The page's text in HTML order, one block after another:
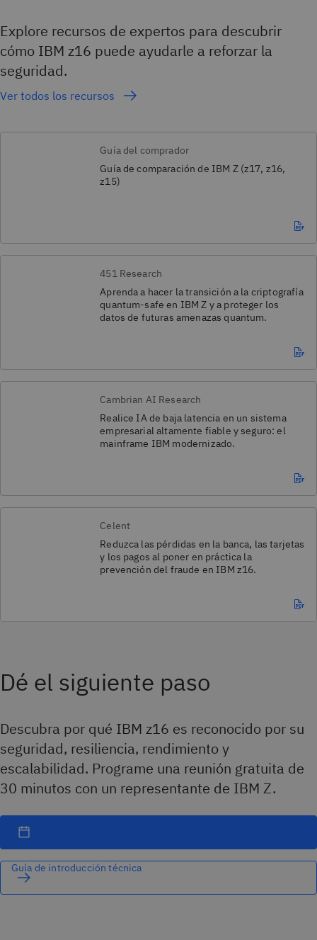
Explore recursos de expertos para descubrir
cómo IBM z16 puede ayudarle a reforzar la
seguridad.
Ver todos los recursos
Guía del comprador
Guía de comparación de IBM Z (z17, z16,
z15)
451 Research
Aprenda a hacer la transición a la criptografía
quantum-safe en IBM Z y a proteger los
datos de futuras amenazas quantum.
Cambrian AI Research
Realice IA de baja latencia en un sistema
empresarial altamente fiable y seguro: el
mainframe IBM modernizado.
Celent
Reduzca las pérdidas en la banca, las tarjetas
y los pagos al poner en práctica la
prevención del fraude en IBM z16.
Dé el siguiente paso
Descubra por qué IBM z16 es reconocido por su
seguridad, resiliencia, rendimiento y
escalabilidad. Programe una reunión gratuita de
30 minutos con un representante de IBM Z.
Guía de introducción técnica